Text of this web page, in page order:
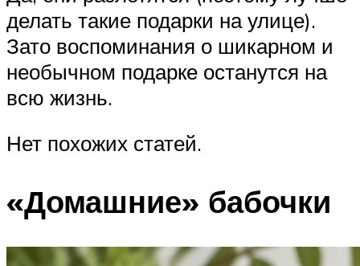
делать такие подарки на улице).
Зато воспоминания о шикарном и
необычном подарке останутся на
всю жизнь.
Нет похожих статей.
«Домашние» бабочки